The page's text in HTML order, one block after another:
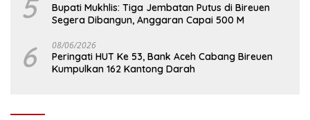
5
Bupati Mukhlis: Tiga Jembatan Putus di Bireuen
Segera Dibangun, Anggaran Capai 500 M
6 08/06/2026
Peringati HUT Ke 53, Bank Aceh Cabang Bireuen
Kumpulkan 162 Kantong Darah